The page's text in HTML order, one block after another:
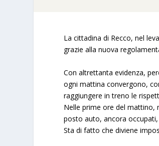
La cittadina di Recco, nel
grazie alla nuova
Con altrettanta evidenza,
ogni mattina convergono,
raggiungere in treno le
Nelle prime ore del mattino,
posto auto, ancora
Sta di fatto che diviene